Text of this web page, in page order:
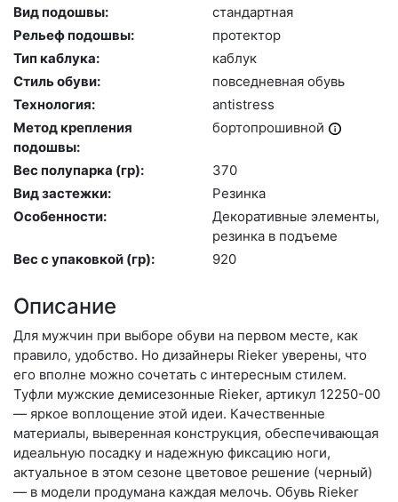
Вид подошвы:
стан­дарт­ная
Рельеф подошвы:
про­тек­тор
Тип каблука:
каб­лук
Стиль обуви:
пов­седнев­ная обувь
Технология:
an­tist­ress
Метод крепления
подошвы:
бор­топро­шив­ной
Вес полупарка (гр):
370
Вид застежки:
Ре­зин­ка
Особенности:
Де­кора­тив­ные эле­мен­ты,
ре­зин­ка в подъ­еме
Вес с упаковкой (гр):
920
Описание
Для мужчин при выборе обуви на первом месте, как
правило, удобство. Но дизайнеры Rieker уверены, что
его вполне можно сочетать с интересным стилем.
Туфли мужские демисезонные Rieker, артикул 12250-00
— яркое воплощение этой идеи. Качественные
материалы, выверенная конструкция, обеспечивающая
идеальную посадку и надежную фиксацию ноги,
актуальное в этом сезоне цветовое решение (черный)
— в модели продумана каждая мелочь. Обувь Rieker